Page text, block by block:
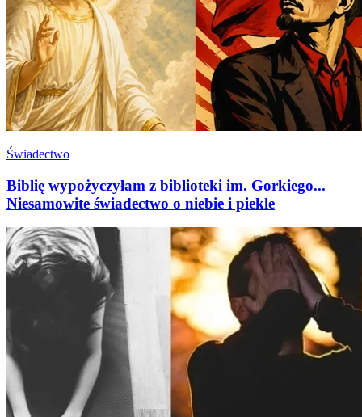
Świadectwo
Biblię wypożyczyłam z biblioteki im. Gorkiego...
Niesamowite świadectwo o niebie i piekle